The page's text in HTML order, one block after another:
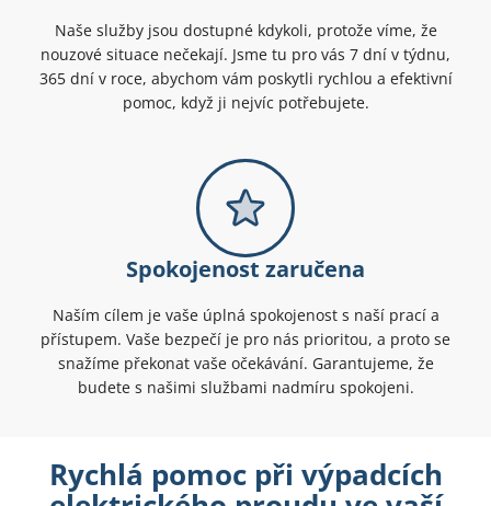
Naše služby jsou dostupné kdykoli, protože víme, že
nouzové situace nečekají. Jsme tu pro vás 7 dní v týdnu,
365 dní v roce, abychom vám poskytli rychlou a efektivní
pomoc, když ji nejvíc potřebujete.
Spokojenost zaručena
Naším cílem je vaše úplná spokojenost s naší prací a
přístupem. Vaše bezpečí je pro nás prioritou, a proto se
snažíme překonat vaše očekávání. Garantujeme, že
budete s našimi službami nadmíru spokojeni.
Rychlá pomoc při výpadcích